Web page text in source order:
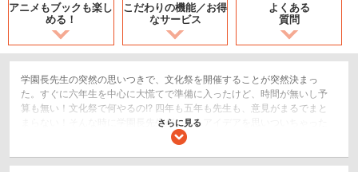
アニメもブックも楽し
める！
こだわりの機能／お得
なサービス
よくある
質問
学園⻑先⽣の突然の思いつきで、⽂化祭を開催することが突然決まっ
た。すぐに六年⽣を中⼼に⼤慌てで準備に⼊ったけど、時間が無いし予
算も無い！⽂化祭で何やるの!? 四年も五年も先⽣も、意⾒がまるでまと
まらない！そんな時に学園⻑先⽣が、あるアイデアを思いついちゃった
から、さぁ⼤変！本当にそんなことできるの!? 先輩後輩が協⼒して素敵
ぁ！招待状を⼿に、忍術学園の⽂化祭に出掛けよう！
さらに見る